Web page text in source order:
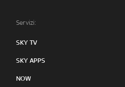
Servizi:
SKY TV
SKY APPS
NOW